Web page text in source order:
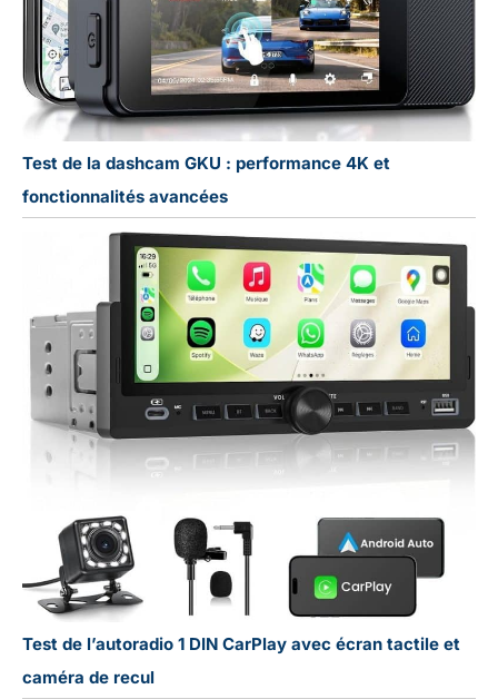
Test de la dashcam GKU : performance 4K et
fonctionnalités avancées
Test de l’autoradio 1 DIN CarPlay avec écran tactile et
caméra de recul